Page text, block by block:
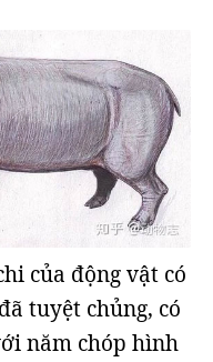
của động vật có
tuyệt chủng, có
năm chóp hình